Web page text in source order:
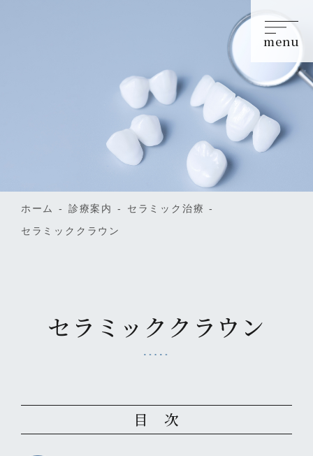
ホーム 診療案内
セラミック治療
セラミッククラウン
セラミッククラウン
目 次
menu